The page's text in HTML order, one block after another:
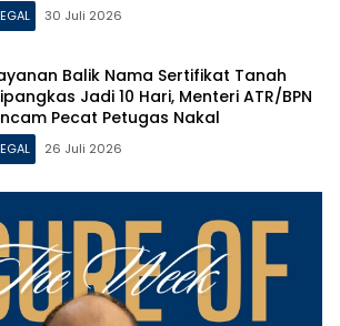
30 Juli 2026
Balik Nama Sertifikat Tanah
Jadi 10 Hari, Menteri ATR/BPN
Pecat Petugas Nakal
26 Juli 2026